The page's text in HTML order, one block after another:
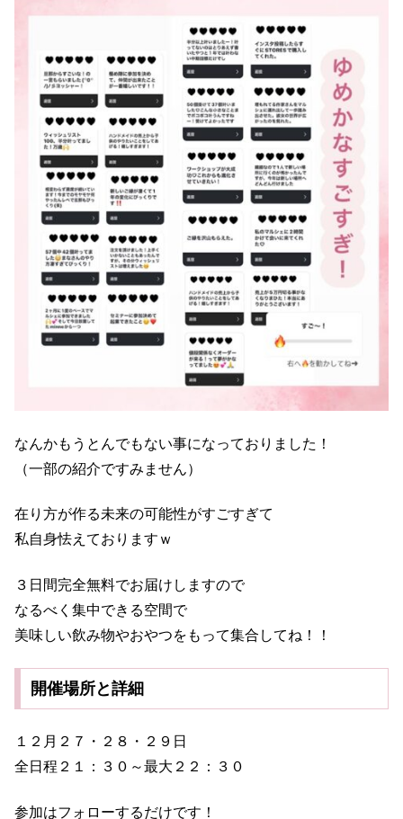
なんかもうとんでもない事になっておりました！
（一部の紹介ですみません）
在り方が作る未来の可能性がすごすぎて
私自身怯えておりますｗ
３日間完全無料でお届けしますので
なるべく集中できる空間で
美味しい飲み物やおやつをもって集合してね！！
開催場所と詳細
１２月２７・２８・２９日
全日程２１：３０～最大２２：３０
参加はフォローするだけです！